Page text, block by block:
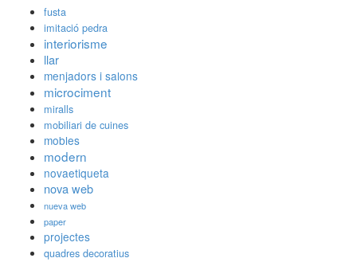
fusta
imitació pedra
interiorisme
llar
menjadors i salons
microciment
miralls
mobiliari de cuines
mobles
modern
novaetiqueta
nova web
nueva web
paper
projectes
quadres decoratius